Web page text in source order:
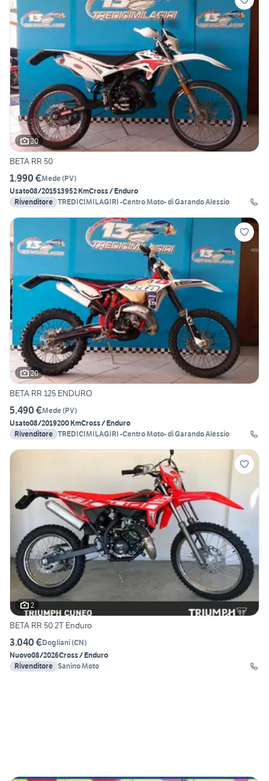
20
BETA RR 50
1.990 €Mede(PV)
Usato08/201513952 KmCross / Enduro
Rivenditore TREDICIMILAGIRI -Centro Moto- di Garando Alessio
20
BETA RR 125 ENDURO
5.490 €Mede(PV)
Usato08/2019200 KmCross / Enduro
Rivenditore TREDICIMILAGIRI -Centro Moto- di Garando Alessio
2
BETA RR 50 2T Enduro
3.040 €Dogliani(CN)
Nuovo08/2026Cross / Enduro
Rivenditore Sanino Moto